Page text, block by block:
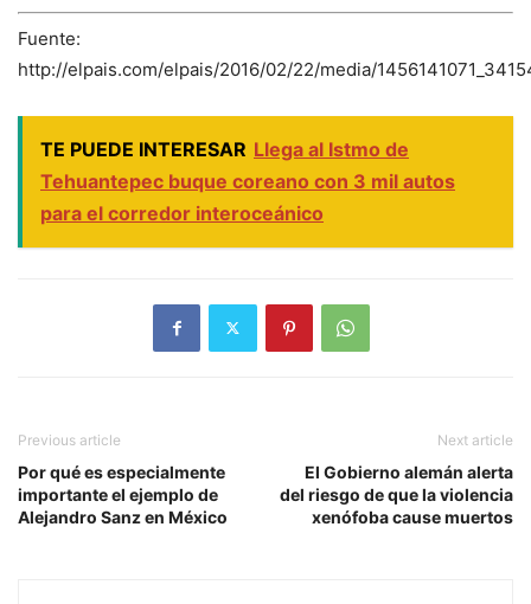
Fuente:
http://elpais.com/elpais/2016/02/22/media/
TE PUEDE INTERESAR Llega al Istmo de
Tehuantepec buque coreano con 3 mil autos
para el corredor interoceánico
Previous article
Por qué es especialmente
importante el ejemplo de
Alejandro Sanz en México
Next article
El Gobierno alemán alerta
del riesgo de que la violencia
xenófoba cause muertos